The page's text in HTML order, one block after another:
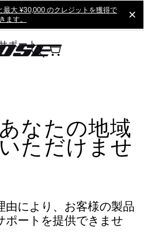
最大 ¥30,000 のクレジットを獲得で
きます。
ポート
なたの地域
ただけませ
由により、お客様の製品
ポートを提供できませ